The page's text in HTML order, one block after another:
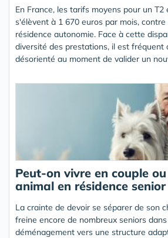
En France, les tarifs moyens pour un T2
s'élèvent à 1 670 euros par mois,
résidence autonomie. Face à cette
diversité des prestations, il est fréquent
désorienté au moment de valider un
Peut-on vivre en couple
animal en résidence senior
La crainte de devoir se séparer de son
freine encore de nombreux seniors
déménagement vers une structure